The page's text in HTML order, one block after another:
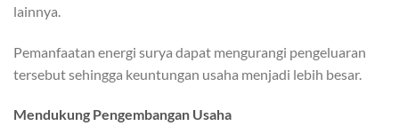
lainnya.
Pemanfaatan energi surya dapat mengurangi pengeluaran
tersebut sehingga keuntungan usaha menjadi lebih besar.
Mendukung Pengembangan Usaha